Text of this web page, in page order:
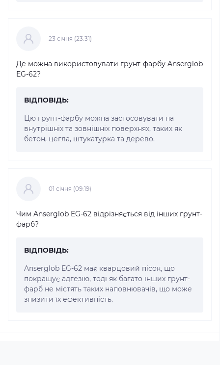
23 cічня (23:31)
Де можна використовувати грунт-фарбу Anserglob
EG-62?
ВІДПОВІДЬ:
Цю грунт-фарбу можна застосовувати на
внутрішніх та зовнішніх поверхнях, таких як
бетон, цегла, штукатурка та дерево.
01 cічня (09:19)
Чим Anserglob EG-62 відрізняється від інших грунт-
фарб?
ВІДПОВІДЬ:
Anserglob EG-62 має кварцовий пісок, що
покращує адгезію, тоді як багато інших грунт-
фарб не містять таких наповнювачів, що може
знизити їх ефективність.